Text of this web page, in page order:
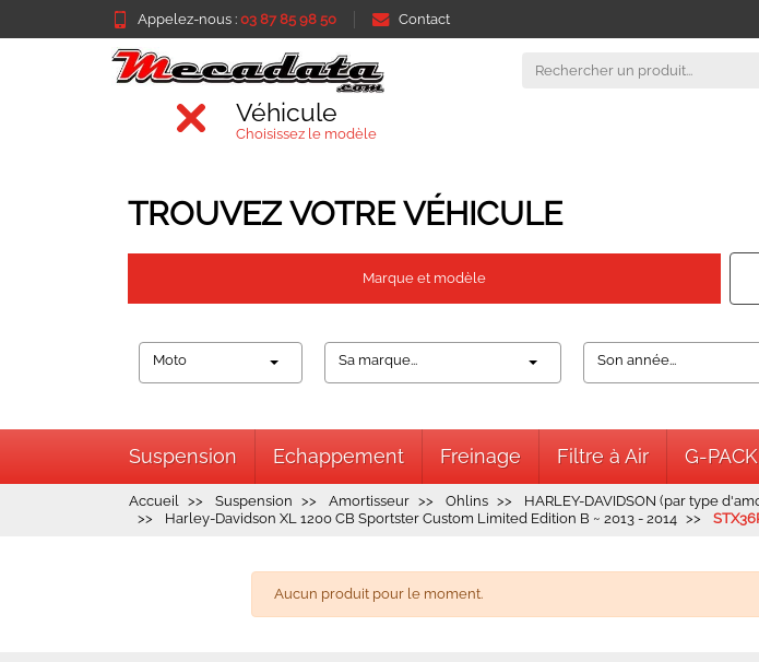
Appelez-nous : 03 87 85 98 50 Contact
Véhicule
Choisissez le modèle
TROUVEZ VOTRE VÉHICULE
Marque et modèle
Moto Sa marque... Son année...
Suspension Echappement Freinage Filtre à Air G-PACK
Accueil Suspension Amortisseur Ohlins
HARLEY-DAVIDSON (par type
Harley-Davidson XL 1200 CB Sportster Custom Limited Edition B ~ 2013 - 2014
Aucun produit pour le moment.